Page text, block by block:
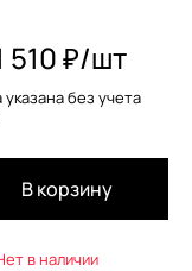
510 ₽/шт
без учета
В корзину
в наличии